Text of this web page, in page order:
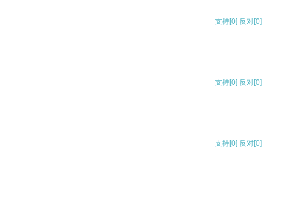
支持[0] 反对[0]
支持[0] 反对[0]
支持[0] 反对[0]